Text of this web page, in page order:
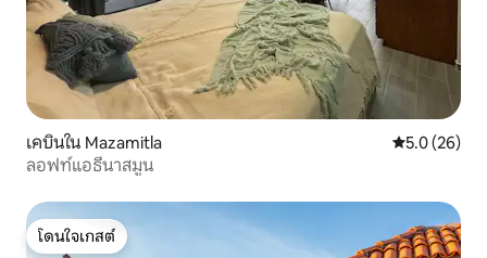
เคบินใน Mazamitla คะแนนเฉลี่ย
5.0 (26)
ลอฟท์แอธีนาสมูน
โดนใจเกสต์
โดนใจเกสต์